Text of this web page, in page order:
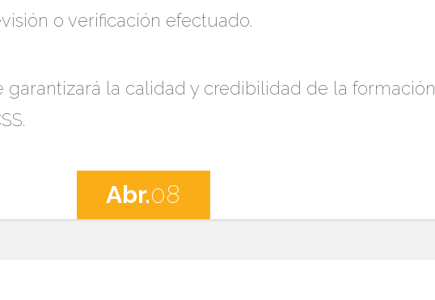
o verificación efectuado.
garantizará la calidad y credibilidad de la formación
Abr.08